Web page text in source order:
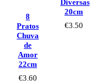
8
Pratos
Chuva
de
Amor
22cm
€3.60
Diversas
20cm
€3.50